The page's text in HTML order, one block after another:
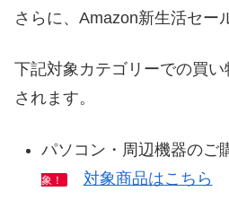
さらに、Amazon新生活セー
下記対象カテゴリーでの買い
されます。
パソコン・周辺機器のご
象！
対象商品はこちら